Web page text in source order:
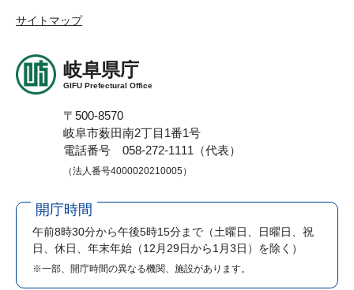
サイトマップ
岐阜県庁
GIFU Prefectural Office
〒500-8570
岐阜市薮田南2丁目1番1号
電話番号 058-272-1111（代表）
（法人番号4000020210005）
開庁時間
午前8時30分から午後5時15分まで （土曜日、日曜日、祝
日、休日、年末年始（12月29日から1月3日）を除く）
※一部、開庁時間の異なる機関、施設があります。